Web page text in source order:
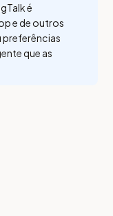
é
e de outros
preferências
que as